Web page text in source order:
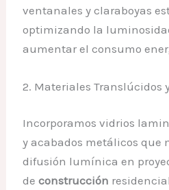
ventanales y claraboyas
optimizando la
aumentar el consumo
2. Materiales Translúcidos
Incorporamos vidrios
y acabados metálicos que
difusión lumínica en
deconstrucción